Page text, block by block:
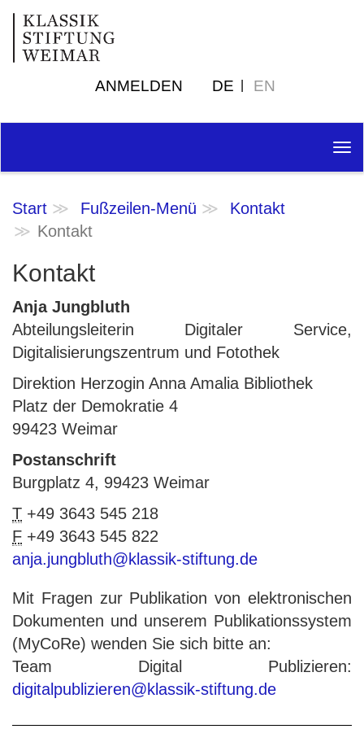
ANMELDEN DE EN
Start Fußzeilen-Menü
Kontakt
Kontakt
Kontakt
Anja Jungbluth
Abteilungsleiterin Digitaler Service,
Digitalisierungszentrum und Fotothek
Direktion Herzogin Anna Amalia Bibliothek
Platz der Demokratie 4
99423 Weimar
Postanschrift
Burgplatz 4, 99423 Weimar
T +49 3643 545 218
F +49 3643 545 822
anja.jungbluth@klassik-stiftung.de
Mit Fragen zur Publikation von elektronischen
Dokumenten und unserem Publikationssystem
(MyCoRe) wenden Sie sich bitte an:
Team Digital Publizieren:
digitalpublizieren@klassik-stiftung.de